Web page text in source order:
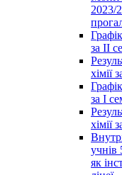
2023/
за ІІ
хімії
за І
хімії
учнів
як